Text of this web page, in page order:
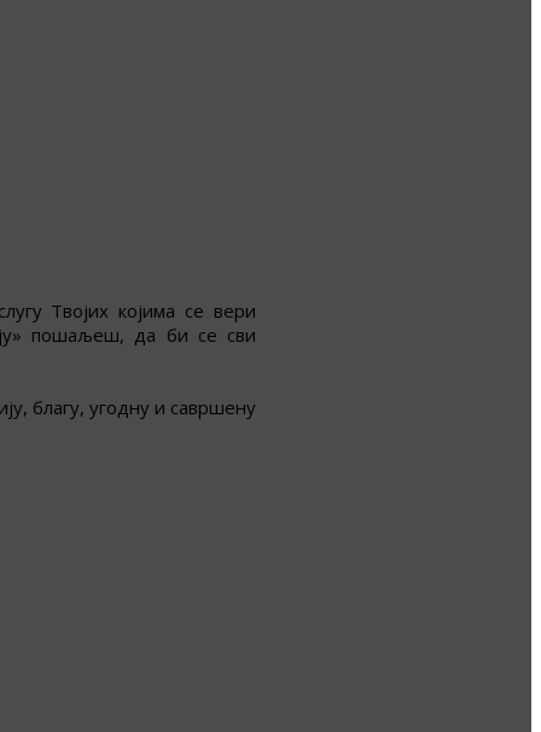
Твојих којима се вери
пошаљеш, да би се сви
благу, угодну и савршену